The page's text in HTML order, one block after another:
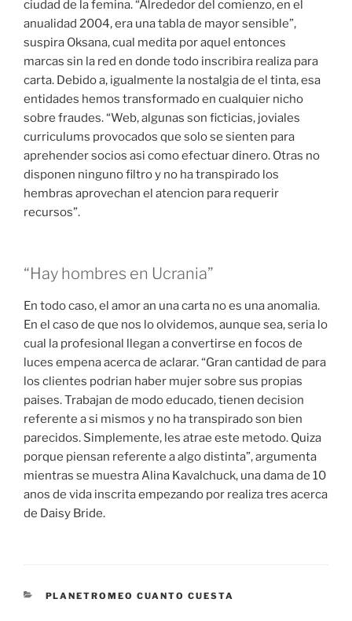
ciudad de la femina. “Alrededor del comienzo, en el
anualidad 2004, era una tabla de mayor sensible”,
suspira Oksana, cual medita por aquel entonces
marcas sin la red en donde todo inscribira realiza para
carta. Debido a, igualmente la nostalgia de el tinta, esa
entidades hemos transformado en cualquier nicho
sobre fraudes. “Web, algunas son ficticias, joviales
curriculums provocados que solo se sienten para
aprehender socios asi­ como efectuar dinero. Otras no
disponen ninguno filtro y no ha transpirado los
hembras aprovechan el atencion para requerir
recursos”.
“Hay hombres en Ucrania”
En todo caso, el amor an una carta no es una anomalia.
En el caso de que nos lo olvidemos, aunque sea, seri­a lo
cual la profesional llegan a convertirse en focos de
luces empena acerca de aclarar. “Gran cantidad de para
los clientes podrian haber mujer sobre sus propias
paises. Trabajan de modo educado, tienen decision
referente a si mismos y no ha transpirado son bien
parecidos. Simplemente, les atrae este metodo. Quiza
porque piensan referente a algo distinta”, argumenta
mientras se muestra Alina Kavalchuck, una dama de 10
anos de vida inscrita empezando por realiza tres acerca
de Daisy Bride.
CATEGORIES
PLANETROMEO CUANTO CUESTA